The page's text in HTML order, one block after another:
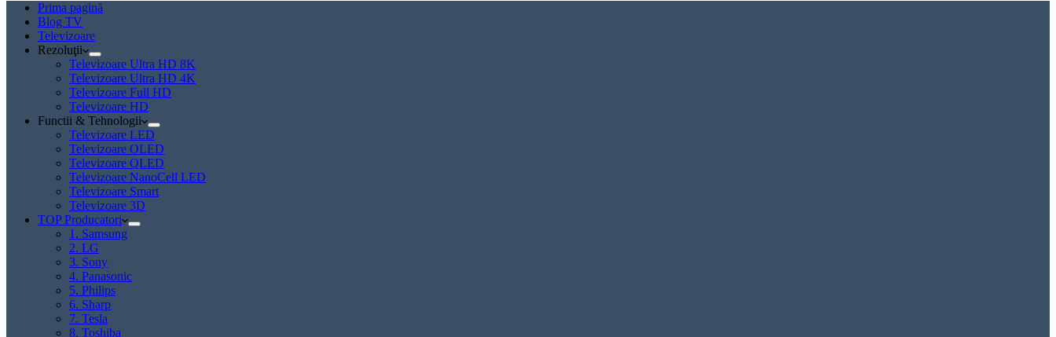
Prima pagină
Blog TV
Televizoare
Rezoluţii
Televizoare Ultra HD 8K
Televizoare Ultra HD 4K
Televizoare Full HD
Televizoare HD
Functii & Tehnologii
Televizoare LED
Televizoare OLED
Televizoare QLED
Televizoare NanoCell LED
Televizoare Smart
Televizoare 3D
TOP Producatori
1. Samsung
2. LG
3. Sony
4. Panasonic
5. Philips
6. Sharp
7. Tesla
8. Toshiba